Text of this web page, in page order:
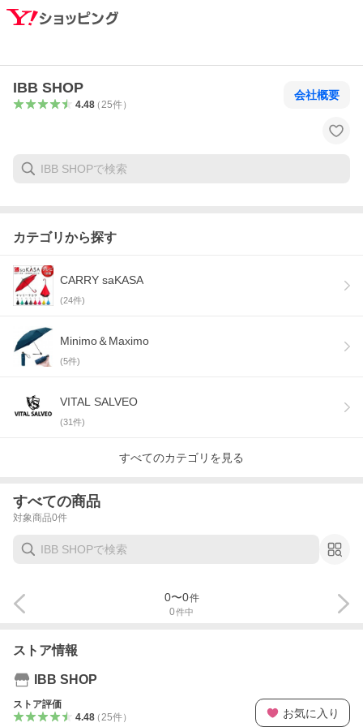
IBB SHOP
4.48（ 25件）
会社概要
カテゴリから探す
CARRY saKASA
(24件)
Minimo＆Maximo
(5件)
VITAL SALVEO
(31件)
すべてのカテゴリを見る
すべての商品
対象商品0件
0件中
0〜0件
ストア情報
IBB SHOP
ストア評価
4.48（ 25件） お気に入り